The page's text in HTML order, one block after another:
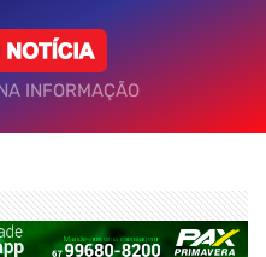
INFORMAÇÃO